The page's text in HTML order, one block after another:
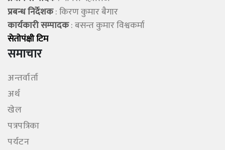
प्रबन्ध निर्देशक: किरण कुमार बैगार
कार्यकारी सम्पादक: बसन्त कुमार विश्वकर्मा
सेताेपंक्षी टिम
समाचार
अन्तर्वार्ता
अर्थ
खेल
पत्रपत्रिका
पर्यटन